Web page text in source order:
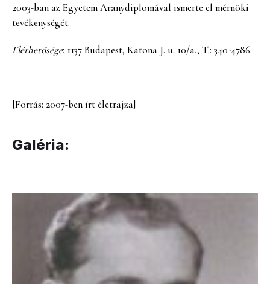
2003-ban az Egyetem Aranydiplomával ismerte el mérnöki
tevékenységét.
Elérhetősége: 1137 Budapest, Katona J. u. 10/a., T.: 340-4786.
[Forrás: 2007-ben írt életrajza]
Galéria: